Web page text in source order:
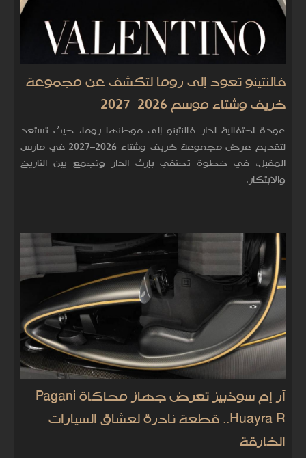
فالنتينو تعود إلى روما لتكشف عن مجموعة
خريف وشتاء موسم 2026–2027
عودة احتفالية لدار فالنتينو إلى موطنها روما، حيث تستعد
لتقديم عرض مجموعة خريف وشتاء 2026–2027 في مارس
المقبل، في خطوة تحتفي بإرث الدار وتجمع بين التاريخ
والابتكار.
آر إم سوذبيز تعرض جهاز محاكاة Pagani
Huayra R.. قطعة نادرة لعشاق السيارات
الخارقة